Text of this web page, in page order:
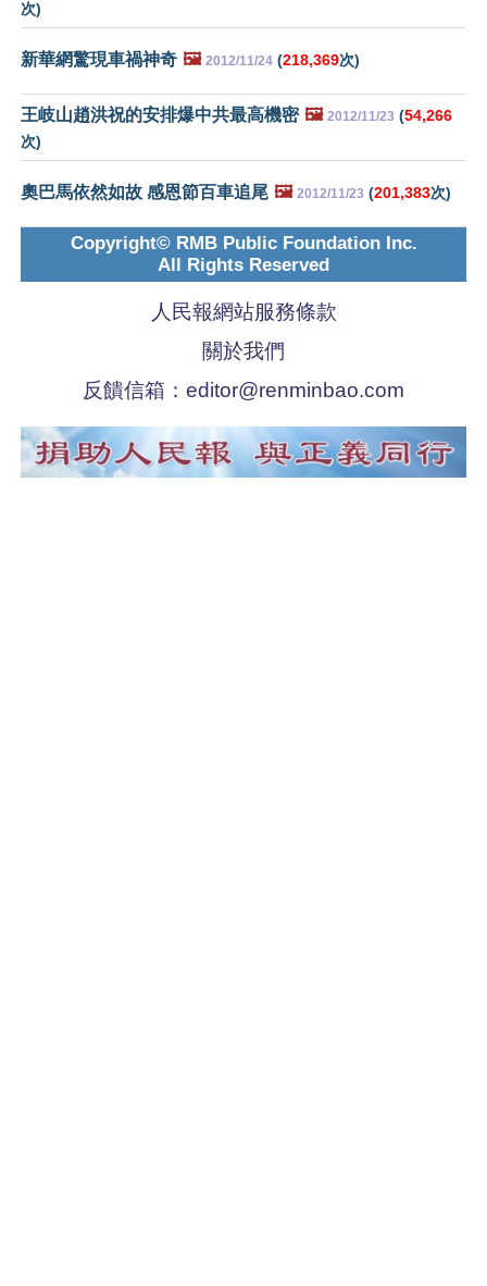
次)
新華網驚現車禍神奇 🖼️ 2012/11/24 (218,369次)
王岐山趙洪祝的安排爆中共最高機密 🖼️ 2012/11/23 (54,266
次)
奧巴馬依然如故 感恩節百車追尾 🖼️ 2012/11/23 (201,383次)
Copyright© RMB Public Foundation Inc.
All Rights Reserved
人民報網站服務條款
關於我們
反饋信箱： editor@renminbao.com